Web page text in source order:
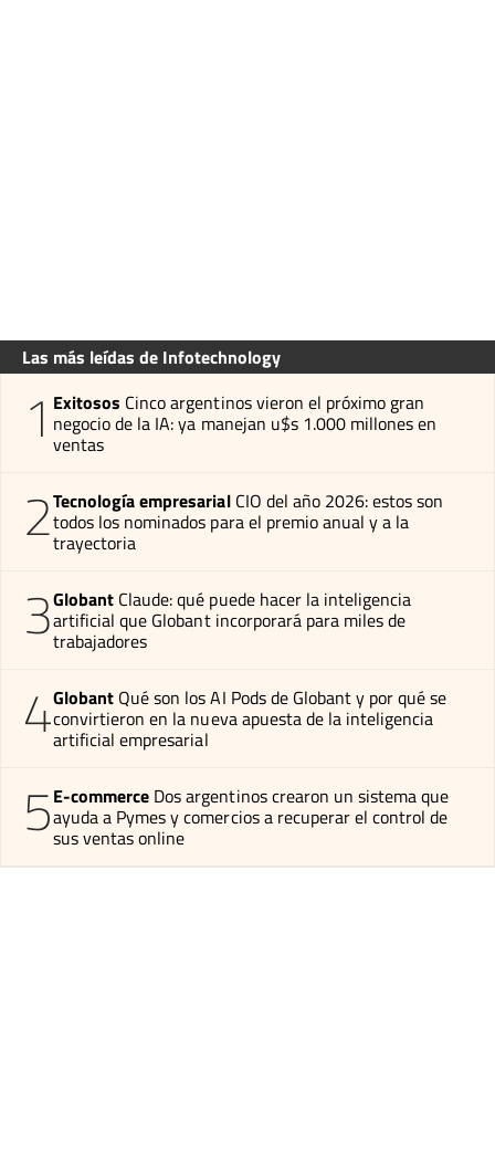
Las más leídas de Infotechnology
1 Exitosos Cinco argentinos vieron el próximo gran
negocio de la IA: ya manejan u$s 1.000 millones en
ventas
2Tecnología empresarial CIO del año 2026: estos son
todos los nominados para el premio anual y a la
trayectoria
3Globant Claude: qué puede hacer la inteligencia
artificial que Globant incorporará para miles de
trabajadores
4Globant Qué son los AI Pods de Globant y por qué se
convirtieron en la nueva apuesta de la inteligencia
artificial empresarial
5E-commerce Dos argentinos crearon un sistema que
ayuda a Pymes y comercios a recuperar el control de
sus ventas online